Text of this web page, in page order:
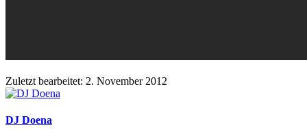
Zuletzt bearbeitet: 2. November 2012
DJ Doena